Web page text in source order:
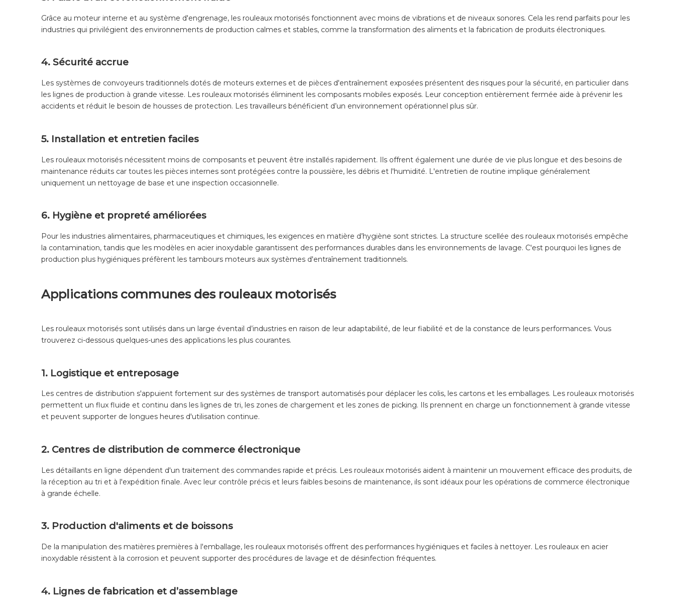
Grâce au moteur interne et au système d'engrenage, les rouleaux motorisés fonctionnent avec moins de vibrations et de niveaux sonores. Cela les rend parfaits pour les
industries qui privilégient des environnements de production calmes et stables, comme la transformation des aliments et la fabrication de produits électroniques.
4. Sécurité accrue
Les systèmes de convoyeurs traditionnels dotés de moteurs externes et de pièces d'entraînement exposées présentent des risques pour la sécurité, en particulier dans
les lignes de production à grande vitesse. Les rouleaux motorisés éliminent les composants mobiles exposés. Leur conception entièrement fermée aide à prévenir les
accidents et réduit le besoin de housses de protection. Les travailleurs bénéficient d’un environnement opérationnel plus sûr.
5. Installation et entretien faciles
Les rouleaux motorisés nécessitent moins de composants et peuvent être installés rapidement. Ils offrent également une durée de vie plus longue et des besoins de
maintenance réduits car toutes les pièces internes sont protégées contre la poussière, les débris et l'humidité. L'entretien de routine implique généralement
uniquement un nettoyage de base et une inspection occasionnelle.
6. Hygiène et propreté améliorées
Pour les industries alimentaires, pharmaceutiques et chimiques, les exigences en matière d’hygiène sont strictes. La structure scellée des rouleaux motorisés empêche
la contamination, tandis que les modèles en acier inoxydable garantissent des performances durables dans les environnements de lavage. C'est pourquoi les lignes de
production plus hygiéniques préfèrent les tambours moteurs aux systèmes d'entraînement traditionnels.
Applications communes des rouleaux motorisés
Les rouleaux motorisés sont utilisés dans un large éventail d’industries en raison de leur adaptabilité, de leur fiabilité et de la constance de leurs performances. Vous
trouverez ci-dessous quelques-unes des applications les plus courantes.
1. Logistique et entreposage
Les centres de distribution s'appuient fortement sur des systèmes de transport automatisés pour déplacer les colis, les cartons et les emballages. Les rouleaux motorisés
permettent un flux fluide et continu dans les lignes de tri, les zones de chargement et les zones de picking. Ils prennent en charge un fonctionnement à grande vitesse
et peuvent supporter de longues heures d'utilisation continue.
2. Centres de distribution de commerce électronique
Les détaillants en ligne dépendent d'un traitement des commandes rapide et précis. Les rouleaux motorisés aident à maintenir un mouvement efficace des produits, de
la réception au tri et à l'expédition finale. Avec leur contrôle précis et leurs faibles besoins de maintenance, ils sont idéaux pour les opérations de commerce électronique
à grande échelle.
3. Production d'aliments et de boissons
De la manipulation des matières premières à l'emballage, les rouleaux motorisés offrent des performances hygiéniques et faciles à nettoyer. Les rouleaux en acier
inoxydable résistent à la corrosion et peuvent supporter des procédures de lavage et de désinfection fréquentes.
4. Lignes de fabrication et d’assemblage